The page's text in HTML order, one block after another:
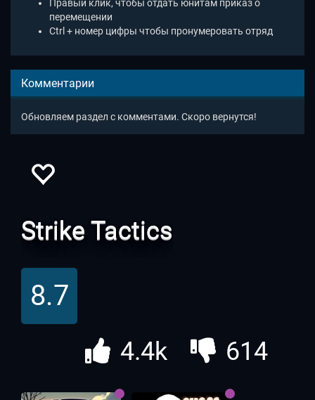
Правый клик, чтобы отдать юнитам приказ о
перемещении
Ctrl + номер цифры чтобы пронумеровать отряд
Комментарии
Обновляем раздел с комментами. Скоро вернутся!
Strike Tactics
8.7
4.4k 614